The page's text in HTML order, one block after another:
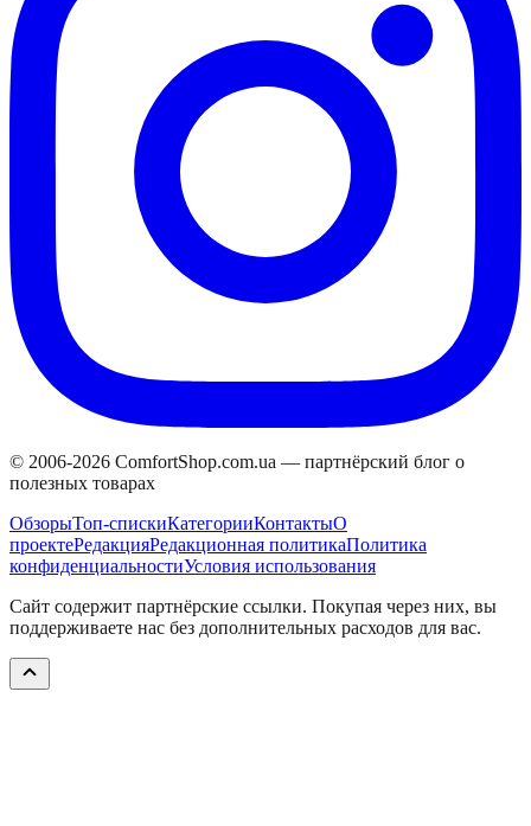
© 2006-2026 ComfortShop.com.ua — партнёрский блог о
полезных товарах
ОбзорыТоп-спискиКатегорииКонтактыО
проектеРедакцияРедакционная политикаПолитика
конфиденциальностиУсловия использования
Сайт содержит партнёрские ссылки. Покупая через них, вы
поддерживаете нас без дополнительных расходов для вас.